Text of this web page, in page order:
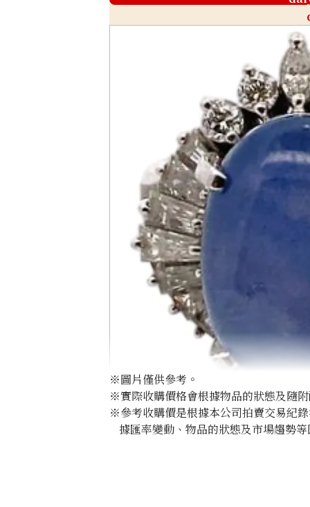
※圖片僅供參考。
※實際收購價格會根據物品的狀態及隨
※參考收購價是根據本公司拍賣交易紀
據匯率變動、物品的狀態及市場趨勢